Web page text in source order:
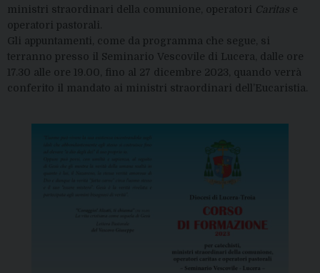
ministri straordinari della comunione, operatori Caritas e
operatori pastorali.
Gli appuntamenti, come da programma che segue, si
terranno presso il Seminario Vescovile di Lucera, dalle ore
17.30 alle ore 19.00, fino al 27 dicembre 2023, quando verrà
conferito il mandato ai ministri straordinari dell’Eucaristia.